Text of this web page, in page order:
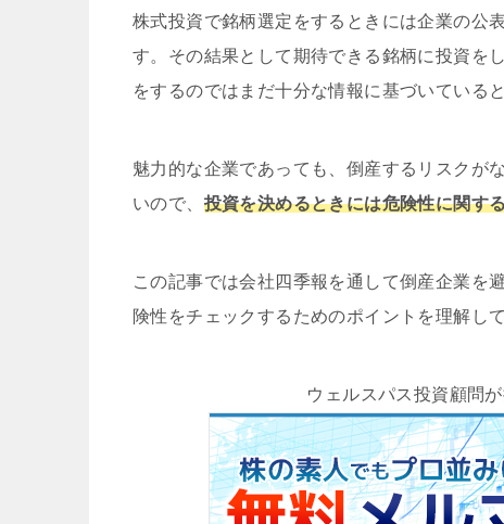
株式投資で銘柄選定をするときには企業の公
す。その結果として期待できる銘柄に投資を
をするのではまだ十分な情報に基づいている
魅力的な企業であっても、倒産するリスクが
いので、 投資を決めるときには危険性に関す
この記事では会社四季報を通して倒産企業を
険性をチェックするためのポイントを理解し
ウェルスパス投資顧問